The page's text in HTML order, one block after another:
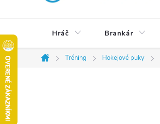
Hráč Brankár
Domov
Tréning Hokejové puky